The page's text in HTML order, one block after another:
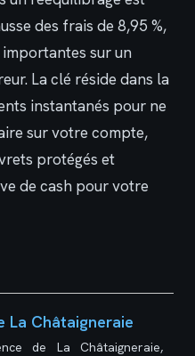
des frais de 8,95 %,
sur un
La clé réside dans la
instantanés pour ne
sur votre compte,
protégés et
de cash pour votre
La Châtaigneraie
de La Châtaigneraie,